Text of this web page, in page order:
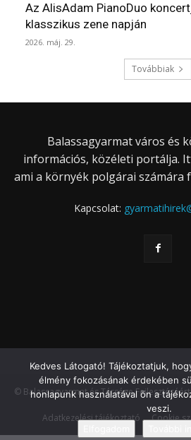
Az AlisAdam PianoDuo
klasszikus zene napján
2026. máj. 29.
Továbbiak
Balassagyarmat város és
információs, közéleti portálja.
ami a környék polgárai számára
Kapcsolat:
© Balassagyarmat és Térsége
Adatkezelési tájékoztató Cookie
Kedves Látogató! Tájékoztatjuk,
élmény fokozásának érdekében
honlapunk használatával ön a
veszi.